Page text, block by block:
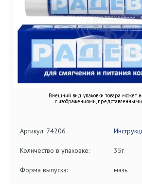
Внешний вид упаковки товара может
с изображениями, представленными
Артикул: 74206
Количество в упаковке: 35г
Форма выпуска: мазь